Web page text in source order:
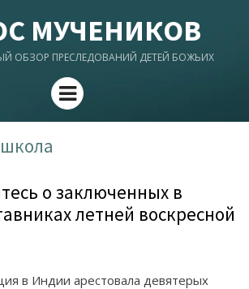
МУЧЕНИКОВ
ОБЗОР ПРЕСЛЕДОВАНИЙ ДЕТЕЙ БОЖЬИХ
Menu
о заключенных в
летней воскресной
в Индии арестовала девятерых